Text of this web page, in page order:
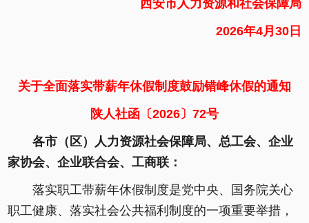
西安市人力资源和社会保障局
2026年4月30日
关于全面落实带薪年休假制度鼓励错峰休假的通知
陕人社函〔2026〕72号
各市（区）人力资源社会保障局、总工会、企业
家协会、企业联合会、工商联：
落实职工带薪年休假制度是党中央、国务院关心
职工健康、落实社会公共福利制度的一项重要举措，